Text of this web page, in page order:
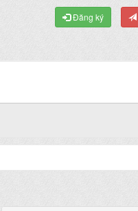
Đăng ký